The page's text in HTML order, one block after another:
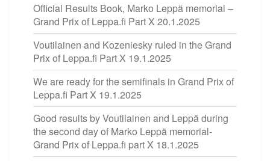
Official Results Book, Marko Leppä memorial –
Grand Prix of Leppa.fi Part X 20.1.2025
Voutilainen and Kozeniesky ruled in the Grand
Prix of Leppa.fi Part X 19.1.2025
We are ready for the semifinals in Grand Prix of
Leppa.fi Part X 19.1.2025
Good results by Voutilainen and Leppä during
the second day of Marko Leppä memorial-
Grand Prix of Leppa.fi part X 18.1.2025